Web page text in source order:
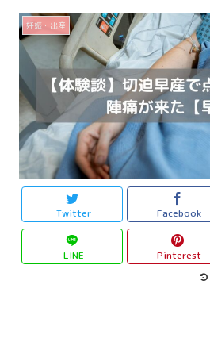
妊娠・出産
Twitter Facebook
LINE Pinterest